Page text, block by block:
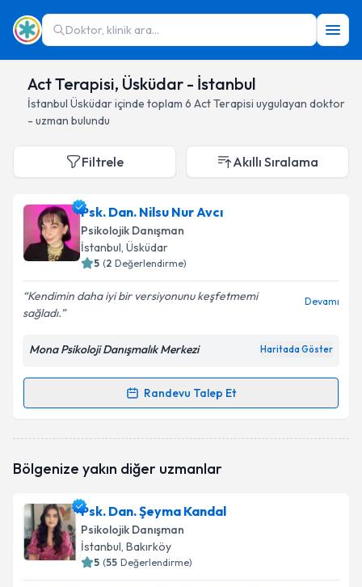
Doktor, klinik ara...
Act Terapisi, Üsküdar - İstanbul
İstanbul Üsküdariçinde toplam 6 Act Terapisi uygulayan doktor
- uzman bulundu
Filtrele Akıllı Sıralama
Psk. Dan. Nilsu Nur Avcı
Psikolojik Danışman
İstanbul, Üsküdar
5 (2 Değerlendirme)
Kendimin daha iyi bir versiyonunu keşfetmemi
sağladı.
Devamı
Mona Psikoloji Danışmalık Merkezi Haritada Göster
Randevu Talep Et
Randevu Takvimi Talebi
oluşturun. Size bu uzmandan randevu almanız için bir
E-posta Adresiniz
Bölgenize yakın diğer uzmanlar
Psk. Dan. Şeyma Kandal
Psikolojik Danışman
İstanbul, Bakırköy
5 (55 Değerlendirme)